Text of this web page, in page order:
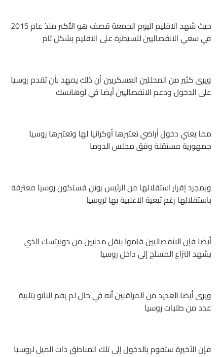
حيث شهد الاقليم اليوم الجمعة قصف هو الأكبر منذ عام 2015
في سعي الانفصاليين للسيطرة على الاقليم بشكل تام
ويرى كثير من المحللين العسكريين أن ذلك يمهد بأن تقدم روسيا
على الدخول ودعم الانفصاليين أيضا في لوهانسك
مما يعني دخول أراضي تعتبرها أوكرانيا لها وتعتبرها روسيا
جمهورية مستقلة وفق مجلس الدوما
وبمجرد إقرار استقلالها من الرئيس بوتن فستكون روسيا معترفة
باستقلالها رغم تبعية الاغلبية بها لروسيا
أيضا فإن الانفصاليين قاموا بنقل مدنيين من دونيتسك الذي
يشهد النزاع المسلح إلى داخل روسيا
ويرى أيضا العديد من المراقبين أنه في حال لم يقم الناتو بتلبية
عدد من طلبات روسيا
فإن الأخيرة ستقوم بالدخول إلى تلك المناطق ذات الميل لروسيا